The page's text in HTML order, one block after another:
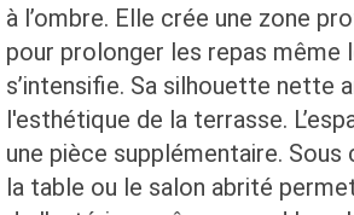
à l’ombre. Elle crée une zone
pour prolonger les repas même
s’intensifie. Sa silhouette nette
l'esthétique de la terrasse.
une pièce supplémentaire.
la table ou le salon abrité